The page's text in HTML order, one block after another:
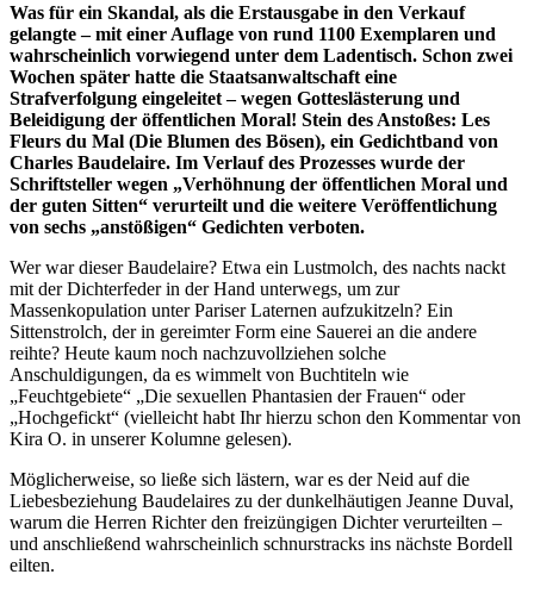
Was für ein Skandal, als die Erstausgabe in den Verkauf
gelangte – mit einer Auflage von rund 1100 Exemplaren und
wahrscheinlich vorwiegend unter dem Ladentisch. Schon zwei
Wochen später hatte die Staatsanwaltschaft eine
Strafverfolgung eingeleitet – wegen Gotteslästerung und
Beleidigung der öffentlichen Moral! Stein des Anstoßes: Les
Fleurs du Mal (Die Blumen des Bösen), ein Gedichtband von
Charles Baudelaire. Im Verlauf des Prozesses wurde der
Schriftsteller wegen „Verhöhnung der öffentlichen Moral und
der guten Sitten“ verurteilt und die weitere Veröffentlichung
von sechs „anstößigen“ Gedichten verboten.
Wer war dieser Baudelaire? Etwa ein Lustmolch, des nachts nackt
mit der Dichterfeder in der Hand unterwegs, um zur
Massenkopulation unter Pariser Laternen aufzukitzeln? Ein
Sittenstrolch, der in gereimter Form eine Sauerei an die andere
reihte? Heute kaum noch nachzuvollziehen solche
Anschuldigungen, da es wimmelt von Buchtiteln wie
„Feuchtgebiete“ „Die sexuellen Phantasien der Frauen“ oder
„Hochgefickt“ (vielleicht habt Ihr hierzu schon den Kommentar von
Kira O. in unserer Kolumne gelesen).
Möglicherweise, so ließe sich lästern, war es der Neid auf die
Liebesbeziehung Baudelaires zu der dunkelhäutigen Jeanne Duval,
warum die Herren Richter den freizüngigen Dichter verurteilten –
und anschließend wahrscheinlich schnurstracks ins nächste Bordell
eilten.